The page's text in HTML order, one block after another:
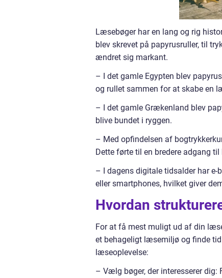
Læsebøger har en lang og rig
blev skrevet på papyrusruller, til
ændret sig markant.
– I det gamle Egypten blev
og rullet sammen for at skabe en
– I det gamle Grækenland blev
blive bundet i ryggen.
– Med opfindelsen af
Dette førte til en bredere adgang
– I dagens digitale tidsalder har
eller smartphones, hvilket giver
Hvordan
For at få mest muligt ud af din
et behageligt læsemiljø og finde
læseoplevelse:
– Vælg bøger, der interesserer dig: